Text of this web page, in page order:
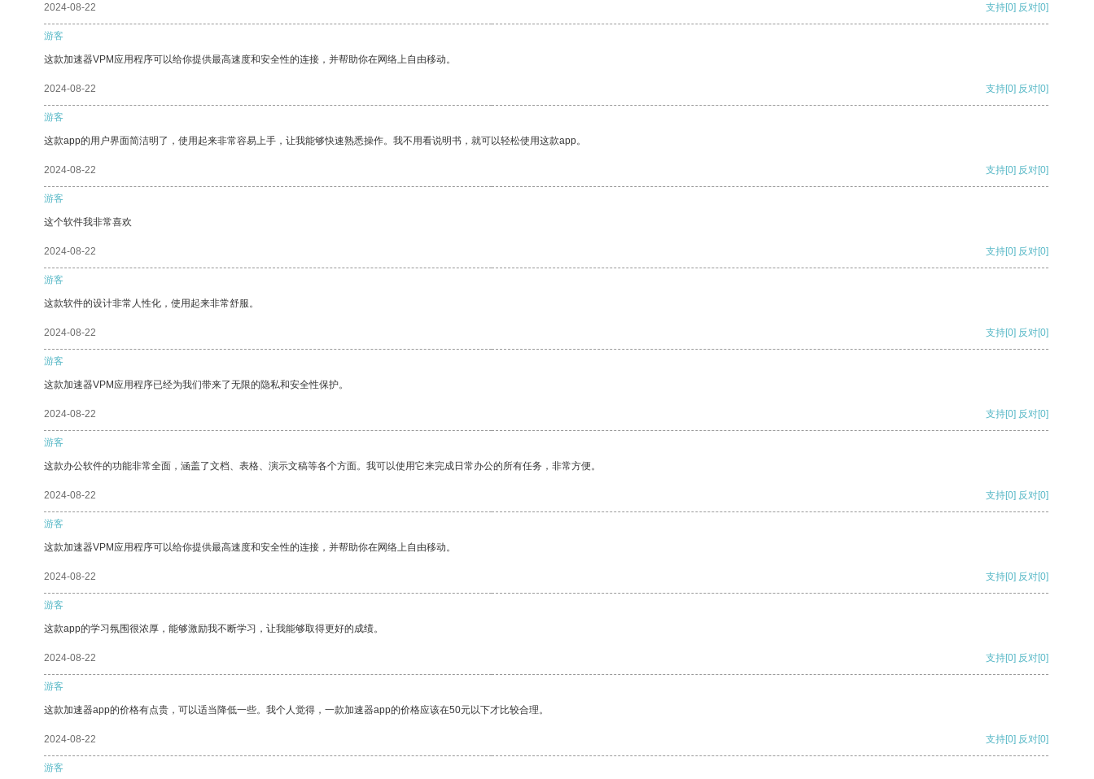
2024-08-22 支持[0] 反对[0]
游客
这款加速器VPM应用程序可以给你提供最高速度和安全性的连接，并帮助你在网络上自由移动。
2024-08-22 支持[0] 反对[0]
游客
这款app的用户界面简洁明了，使用起来非常容易上手，让我能够快速熟悉操作。我不用看说明书，就可以轻松使用这款app。
2024-08-22 支持[0] 反对[0]
游客
这个软件我非常喜欢
2024-08-22 支持[0] 反对[0]
游客
这款软件的设计非常人性化，使用起来非常舒服。
2024-08-22 支持[0] 反对[0]
游客
这款加速器VPM应用程序已经为我们带来了无限的隐私和安全性保护。
2024-08-22 支持[0] 反对[0]
游客
这款办公软件的功能非常全面，涵盖了文档、表格、演示文稿等各个方面。我可以使用它来完成日常办公的所有任务，非常方便。
2024-08-22 支持[0] 反对[0]
游客
这款加速器VPM应用程序可以给你提供最高速度和安全性的连接，并帮助你在网络上自由移动。
2024-08-22 支持[0] 反对[0]
游客
这款app的学习氛围很浓厚，能够激励我不断学习，让我能够取得更好的成绩。
2024-08-22 支持[0] 反对[0]
游客
这款加速器app的价格有点贵，可以适当降低一些。我个人觉得，一款加速器app的价格应该在50元以下才比较合理。
2024-08-22 支持[0] 反对[0]
游客